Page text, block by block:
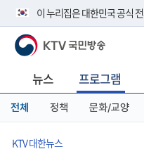
이 누리집은 대한민국 공식
공식 누리집 주소 확인하기
니다.
이밖에 or.kr 또는 .kr등 다른
서 도메인 주소를 확인해 보세요
KTV 국민방송
뉴스 프로그램
전체 정책 문화/교양
KTV 대한뉴스